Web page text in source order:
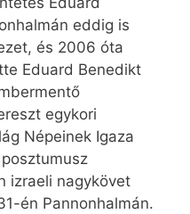
eddig is
és 2006 óta
Eduard Benedikt
egykori
Népeinek Igaza
izraeli nagykövet
én Pannonhalmán.